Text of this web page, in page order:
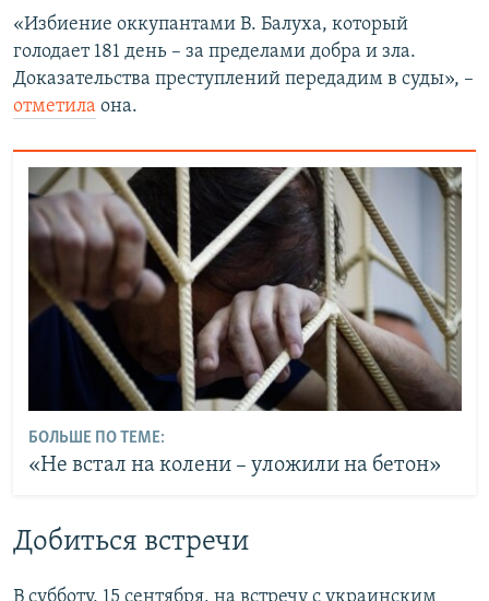
«Избиение оккупантами В. Балуха, который
голодает 181 день – за пределами добра и зла.
Доказательства преступлений передадим в суды», –
отметила она.
БОЛЬШЕ ПО ТЕМЕ:
«Не встал на колени – уложили на бетон»
Добиться встречи